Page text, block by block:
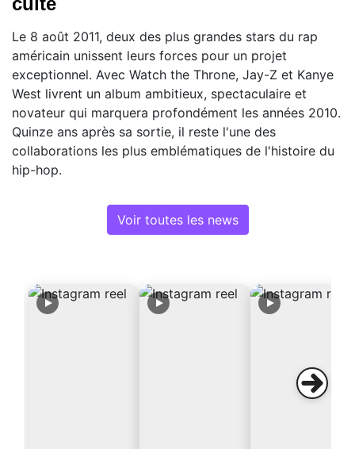
Le 8 août 2011, deux des plus grandes stars du rap
américain unissent leurs forces pour un projet
exceptionnel. Avec Watch the Throne, Jay-Z et Kanye
West livrent un album ambitieux, spectaculaire et
novateur qui marquera profondément les années 2010.
Quinze ans après sa sortie, il reste l'une des
collaborations les plus emblématiques de l'histoire du
hip-hop.
Voir toutes les news